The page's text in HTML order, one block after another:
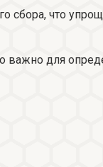
что
важно для